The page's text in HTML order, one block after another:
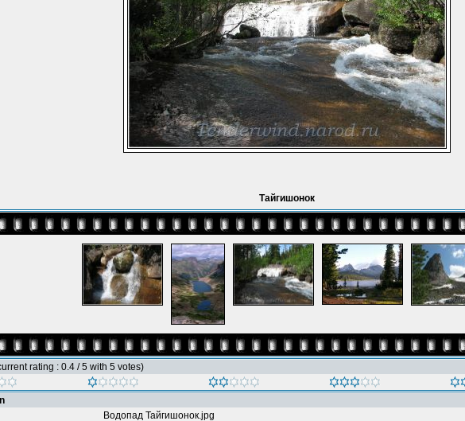
Тайгишонок
rating : 0.4 / 5 with 5 votes)
Водопад Тайгишонок.jpg